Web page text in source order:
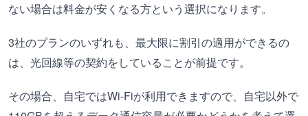
ない場合は料金が安くなる方という選択になります。
3社のプランのいずれも、最大限に割引の適用ができるの
は、光回線等の契約をしていることが前提です。
その場合、自宅ではWi-Fiが利用できますので、自宅以外で